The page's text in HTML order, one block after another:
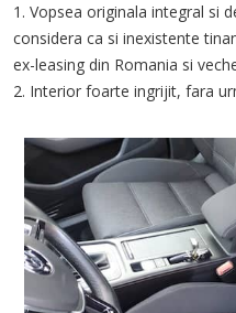
1. Vopsea originala integral si
considera ca si inexistente
ex-leasing din Romania si
2. Interior foarte ingrijit, fara